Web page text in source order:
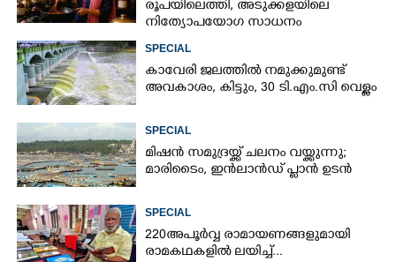
രൂപയിലെത്തി, അടുക്കളയിലെ
നിത്യോപയോഗ സാധനം
വാങ്ങിയാൽ കൈപൊള്ളും
SPECIAL
കാവേരി ജലത്തിൽ നമുക്കുമുണ്ട്
അവകാശം, കിട്ടും, 30 ടി.എം.സി വെള്ളം
SPECIAL
മിഷൻ സമുദ്ര‌യ്ക്ക് ചലനം വയ്ക്കുന്നു;
മാരിടൈം, ഇൻലാൻഡ് പ്ലാൻ ഉടൻ
SPECIAL
220 അപൂർവ്വ രാമായണങ്ങളുമായി
രാമകഥകളിൽ ലയിച്ച്...